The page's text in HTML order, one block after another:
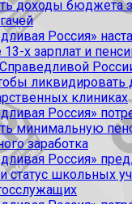
доходы бюджета
Россия»
х зарплат и
ликвидировать
клиниках
Россия»
минимальную
заработка
Россия»
статус школьных